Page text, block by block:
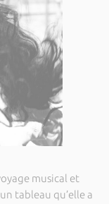
musical et
tableau qu’elle a